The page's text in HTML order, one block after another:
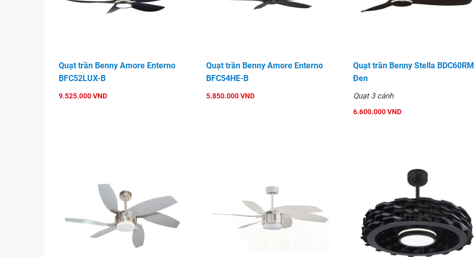
Quạt trần Benny Amore Enterno
BFC52LUX-B
9.525.000 VND
Quạt trần Benny Amore Enterno
BFC54HE-B
5.850.000 VND
Quạt trần Benny Stella BDC60RM
Đen
Quạt 3 cánh
6.600.000 VND